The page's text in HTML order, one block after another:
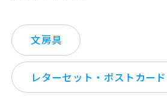
文房具
レターセット・ポストカード